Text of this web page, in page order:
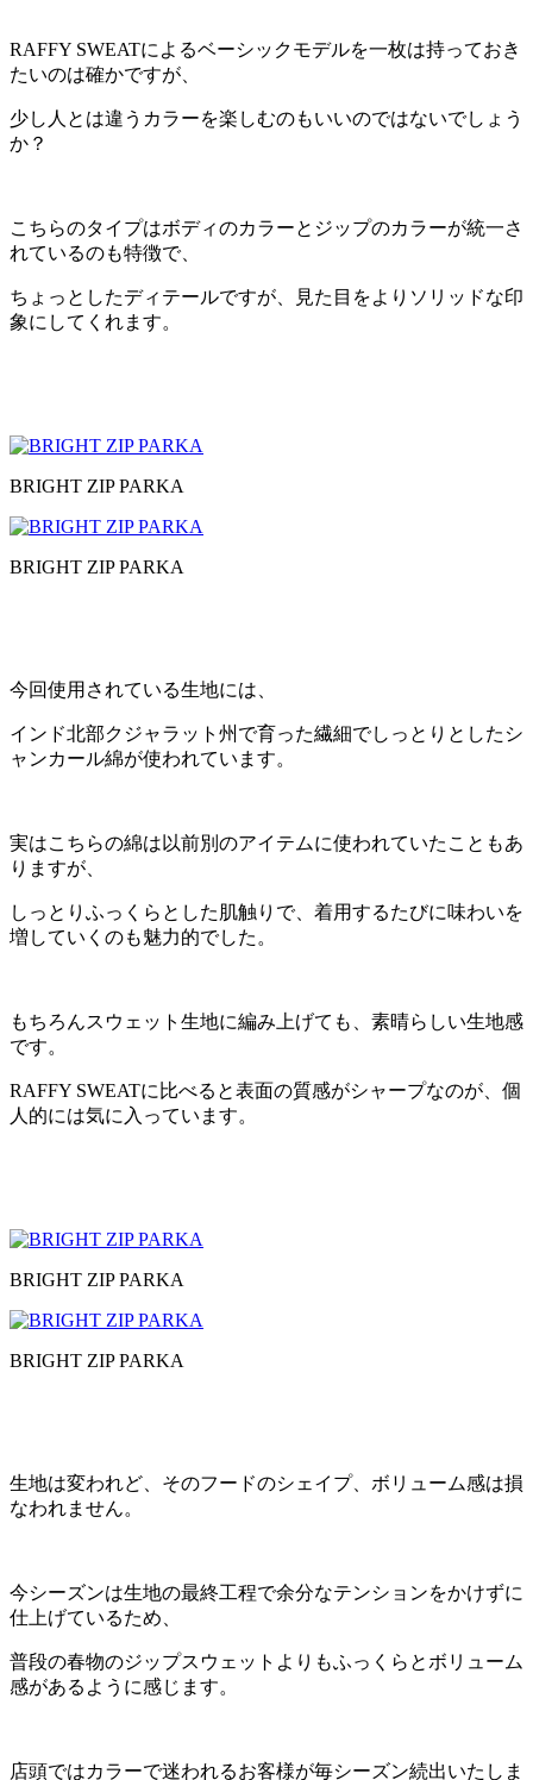
RAFFY SWEATによるベーシックモデルを一枚は持っておき
たいのは確かですが、
少し人とは違うカラーを楽しむのもいいのではないでしょう
か？
こちらのタイプはボディのカラーとジップのカラーが統一さ
れているのも特徴で、
ちょっとしたディテールですが、見た目をよりソリッドな印
象にしてくれます。
BRIGHT ZIP PARKA
BRIGHT ZIP PARKA
今回使用されている生地には、
インド北部クジャラット州で育った繊細でしっとりとしたシ
ャンカール綿が使われています。
実はこちらの綿は以前別のアイテムに使われていたこともあ
りますが、
しっとりふっくらとした肌触りで、着用するたびに味わいを
増していくのも魅力的でした。
もちろんスウェット生地に編み上げても、素晴らしい生地感
です。
RAFFY SWEATに比べると表面の質感がシャープなのが、個
人的には気に入っています。
BRIGHT ZIP PARKA
BRIGHT ZIP PARKA
生地は変われど、そのフードのシェイプ、ボリューム感は損
なわれません。
今シーズンは生地の最終工程で余分なテンションをかけずに
仕上げているため、
普段の春物のジップスウェットよりもふっくらとボリューム
感があるように感じます。
店頭ではカラーで迷われるお客様が毎シーズン続出いたしま